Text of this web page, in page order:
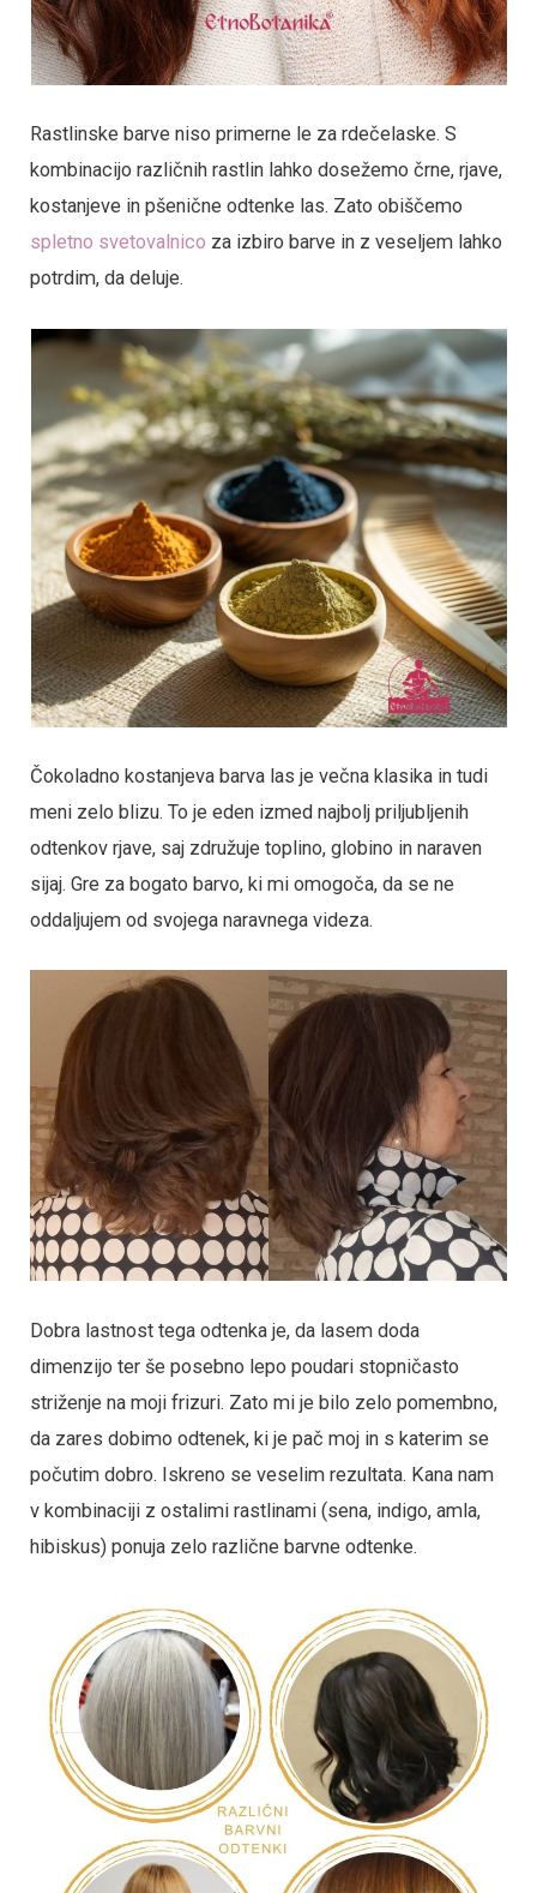
Rastlinske barve niso primerne le za rdečelaske. S
kombinacijo različnih rastlin lahko dosežemo črne, rjave,
kostanjeve in pšenične odtenke las. Zato obiščemo
spletno svetovalnico za izbiro barve in z veseljem lahko
potrdim, da deluje.
Čokoladno kostanjeva barva las je večna klasika in tudi
meni zelo blizu. To je eden izmed najbolj priljubljenih
odtenkov rjave, saj združuje toplino, globino in naraven
sijaj. Gre za bogato barvo, ki mi omogoča, da se ne
oddaljujem od svojega naravnega videza.
Dobra lastnost tega odtenka je, da lasem doda
dimenzijo ter še posebno lepo poudari stopničasto
striženje na moji frizuri. Zato mi je bilo zelo pomembno,
da zares dobimo odtenek, ki je pač moj in s katerim se
počutim dobro. Iskreno se veselim rezultata. Kana nam
v kombinaciji z ostalimi rastlinami (sena, indigo, amla,
hibiskus) ponuja zelo različne barvne odtenke.